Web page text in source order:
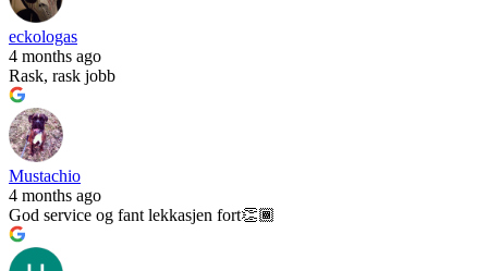
eckologas
4 months ago
Rask, rask jobb
Mustachio
4 months ago
God service og fant lekkasjen fort👏🏾